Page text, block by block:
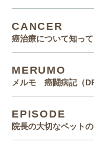
CANCER
癌治療について知っ
MERUMO
メルモ 癌闘病記（
EPISODE
院長の大切なペット